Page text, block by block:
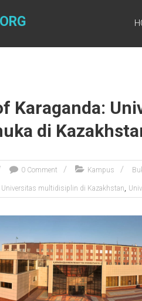
Karaganda:
di
0 Comment Kampus
Universitas multidisiplin di Kazakhstan,